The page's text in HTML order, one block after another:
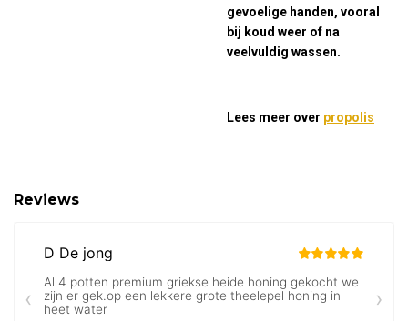
gevoelige handen, vooral
bij koud weer of na
veelvuldig wassen.
Lees meer over propolis
Reviews